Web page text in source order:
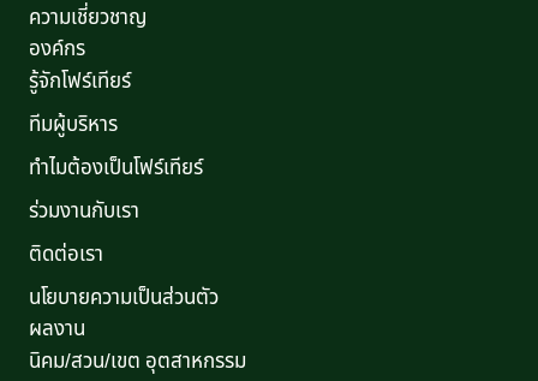
ความเชี่ยวชาญ
องค์กร
รู้จักโฟร์เทียร์
ทีมผู้บริหาร
ทำไมต้องเป็นโฟร์เทียร์
ร่วมงานกับเรา
ติดต่อเรา
นโยบายความเป็นส่วนตัว
ผลงาน
นิคม/สวน/เขต อุตสาหกรรม